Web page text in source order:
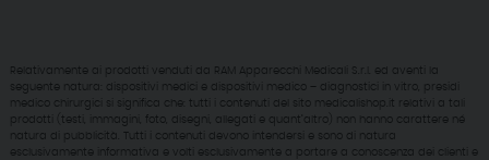
Relativamente ai prodotti venduti da RAM Apparecchi Medicali S.r.l. ed aventi la
seguente natura: dispositivi medici e dispositivi medico – diagnostici in vitro, presidi
medico chirurgici si significa che: tutti i contenuti del sito medicalishop.it relativi a tali
prodotti (testi, immagini, foto, disegni, allegati e quant’altro) non hanno carattere né
natura di pubblicità. Tutti i contenuti devono intendersi e sono di natura
esclusivamente informativa e volti esclusivamente a portare a conoscenza dei clienti e